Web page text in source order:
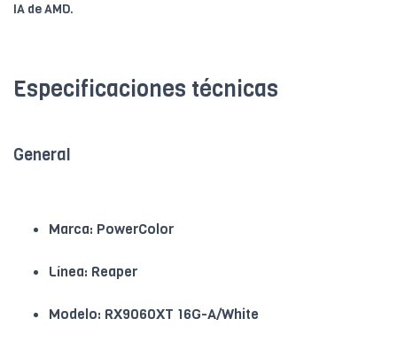
IA de AMD.
Especificaciones técnicas
General
Marca: PowerColor
Línea: Reaper
Modelo: RX9060XT 16G-A/White